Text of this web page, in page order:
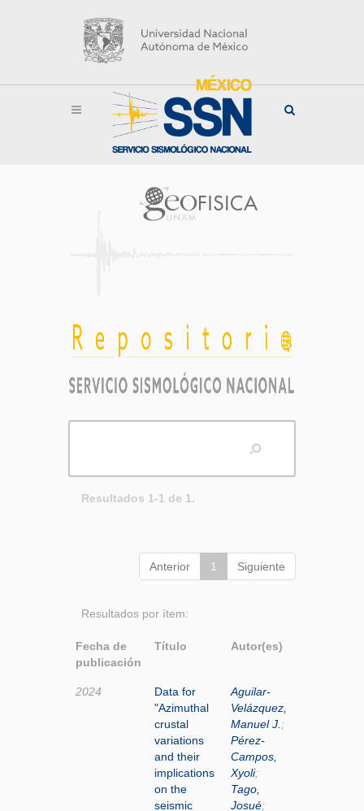
Resultados 1-1 de 1.
Anterior 1 Siguiente
Resultados por ítem:
Fecha de
publicación
Título Autor(es)
2024
Data for
"Azimuthal
crustal
variations
and their
implications
on the
seismic
Aguilar-
Velázquez,
Manuel J. ;
Pérez-
Campos,
Xyoli;
Tago,
Josué;